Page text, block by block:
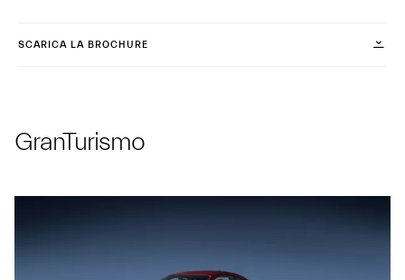
SCARICA LA BROCHURE
GranTurismo